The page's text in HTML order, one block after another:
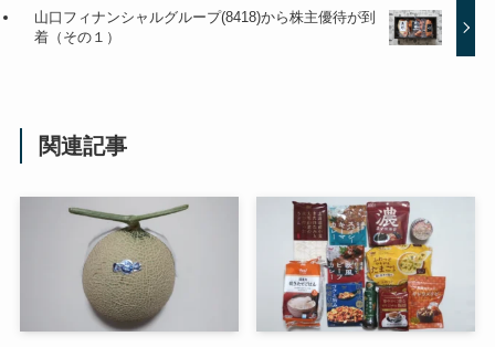
山口フィナンシャルグループ(8418)から株主優待が到
着（その１）
関連記事